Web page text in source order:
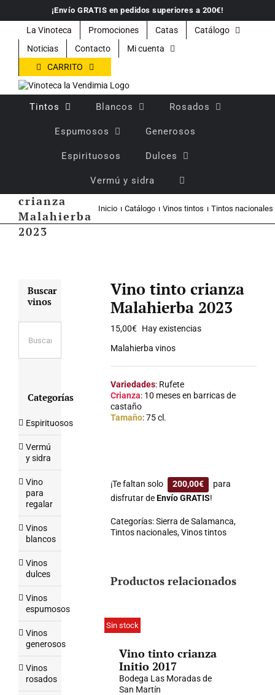
contenido
¡Envío GRATIS en pedidos superiores a 200€!
La Vinoteca Promociones Catas
Catálogo
Noticias
Contacto
Mi cuenta
CARRITO
Tintos Blancos Rosados
Espumosos Generosos
Espirituosos Dulces
Vermú y sidra
crianza
Malahierba
2023
Inicio Catálogo Vinos tintos Tintos nacionales
Vino tinto crianza
Malahierba 2023
15,00€ Hay existencias
Malahierba vinos
Variedades: Rufete
Crianza: 10 meses en barricas de
castaño
Tamaño: 75 cl.
¡Te faltan solo 200,00€
para
disfrutar deEnvío GRATIS!
Categorías:Sierra de Salamanca,
Tintos nacionales,Vinos tintos
Productos relacionados
Sin stock
Vino tinto crianza
Initio 2017
Bodega Las Moradas de
San Martín
Buscar
vinos
Categorías
Espirituosos
Vermú
y sidra
Vino
para
regalar
Vinos
blancos
Vinos
dulces
Vinos
espumosos
Vinos
generosos
Vinos
rosados